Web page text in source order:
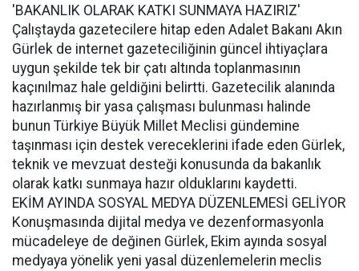
'BAKANLIK OLARAK KATKI SUNMAYA HAZIRIZ'
Çalıştayda gazetecilere hitap eden Adalet Bakanı Akın
Gürlek de internet gazeteciliğinin güncel ihtiyaçlara
uygun şekilde tek bir çatı altında toplanmasının
kaçınılmaz hale geldiğini belirtti. Gazetecilik alanında
hazırlanmış bir yasa çalışması bulunması halinde
bunun Türkiye Büyük Millet Meclisi gündemine
taşınması için destek vereceklerini ifade eden Gürlek,
teknik ve mevzuat desteği konusunda da bakanlık
olarak katkı sunmaya hazır olduklarını kaydetti.
EKİM AYINDA SOSYAL MEDYA DÜZENLEMESİ GELİYOR
Konuşmasında dijital medya ve dezenformasyonla
mücadeleye de değinen Gürlek, Ekim ayında sosyal
medyaya yönelik yeni yasal düzenlemelerin meclis